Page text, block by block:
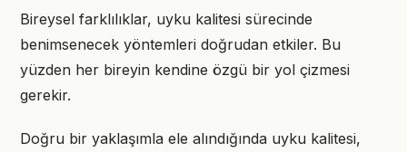
Bireysel farklılıklar, uyku kalitesi sürecinde
benimsenecek yöntemleri doğrudan etkiler. Bu
yüzden her bireyin kendine özgü bir yol çizmesi
gerekir.
Doğru bir yaklaşımla ele alındığında uyku kalitesi,